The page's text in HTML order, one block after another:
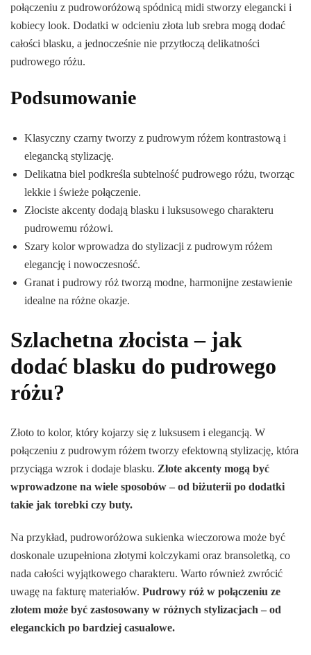
połączeniu z pudroworóżową spódnicą midi stworzy elegancki i
kobiecy look. Dodatki w odcieniu złota lub srebra mogą dodać
całości blasku, a jednocześnie nie przytłoczą delikatności
pudrowego różu.
Podsumowanie
Klasyczny czarny tworzy z pudrowym różem kontrastową i
elegancką stylizację.
Delikatna biel podkreśla subtelność pudrowego różu, tworząc
lekkie i świeże połączenie.
Złociste akcenty dodają blasku i luksusowego charakteru
pudrowemu różowi.
Szary kolor wprowadza do stylizacji z pudrowym różem
elegancję i nowoczesność.
Granat i pudrowy róż tworzą modne, harmonijne zestawienie
idealne na różne okazje.
Szlachetna złocista – jak
dodać blasku do pudrowego
różu?
Złoto to kolor, który kojarzy się z luksusem i elegancją. W
połączeniu z pudrowym różem tworzy efektowną stylizację, która
przyciąga wzrok i dodaje blasku. Złote akcenty mogą być
wprowadzone na wiele sposobów – od biżuterii po dodatki
takie jak torebki czy buty.
Na przykład, pudroworóżowa sukienka wieczorowa może być
doskonale uzupełniona złotymi kolczykami oraz bransoletką, co
nada całości wyjątkowego charakteru. Warto również zwrócić
uwagę na fakturę materiałów. Pudrowy róż w połączeniu ze
złotem może być zastosowany w różnych stylizacjach – od
eleganckich po bardziej casualowe.